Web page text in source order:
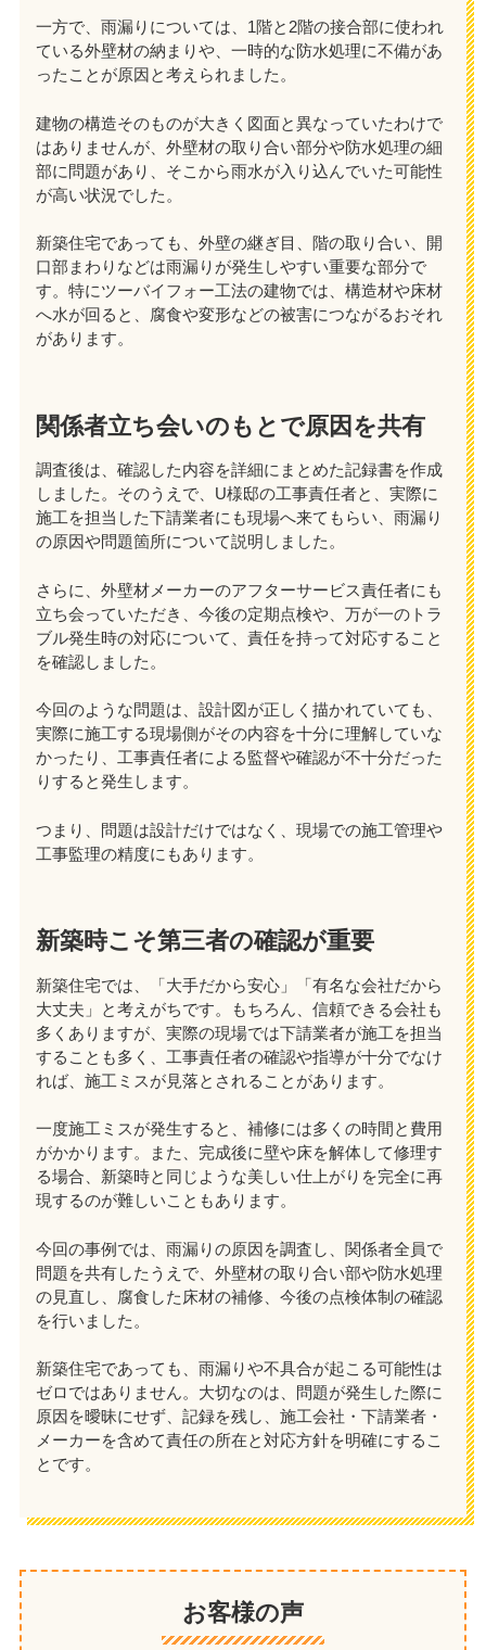
一方で、雨漏りについては、1階と2階の接合部に使われ
ている外壁材の納まりや、一時的な防水処理に不備があ
ったことが原因と考えられました。
建物の構造そのものが大きく図面と異なっていたわけで
はありませんが、外壁材の取り合い部分や防水処理の細
部に問題があり、そこから雨水が入り込んでいた可能性
が高い状況でした。
新築住宅であっても、外壁の継ぎ目、階の取り合い、開
口部まわりなどは雨漏りが発生しやすい重要な部分で
す。特にツーバイフォー工法の建物では、構造材や床材
へ水が回ると、腐食や変形などの被害につながるおそれ
があります。
関係者立ち会いのもとで原因を共有
調査後は、確認した内容を詳細にまとめた記録書を作成
しました。そのうえで、U様邸の工事責任者と、実際に
施工を担当した下請業者にも現場へ来てもらい、雨漏り
の原因や問題箇所について説明しました。
さらに、外壁材メーカーのアフターサービス責任者にも
立ち会っていただき、今後の定期点検や、万が一のトラ
ブル発生時の対応について、責任を持って対応すること
を確認しました。
今回のような問題は、設計図が正しく描かれていても、
実際に施工する現場側がその内容を十分に理解していな
かったり、工事責任者による監督や確認が不十分だった
りすると発生します。
つまり、問題は設計だけではなく、現場での施工管理や
工事監理の精度にもあります。
新築時こそ第三者の確認が重要
新築住宅では、「大手だから安心」「有名な会社だから
大丈夫」と考えがちです。もちろん、信頼できる会社も
多くありますが、実際の現場では下請業者が施工を担当
することも多く、工事責任者の確認や指導が十分でなけ
れば、施工ミスが見落とされることがあります。
一度施工ミスが発生すると、補修には多くの時間と費用
がかかります。また、完成後に壁や床を解体して修理す
る場合、新築時と同じような美しい仕上がりを完全に再
現するのが難しいこともあります。
今回の事例では、雨漏りの原因を調査し、関係者全員で
問題を共有したうえで、外壁材の取り合い部や防水処理
の見直し、腐食した床材の補修、今後の点検体制の確認
を行いました。
新築住宅であっても、雨漏りや不具合が起こる可能性は
ゼロではありません。大切なのは、問題が発生した際に
原因を曖昧にせず、記録を残し、施工会社・下請業者・
メーカーを含めて責任の所在と対応方針を明確にするこ
とです。
お客様の声